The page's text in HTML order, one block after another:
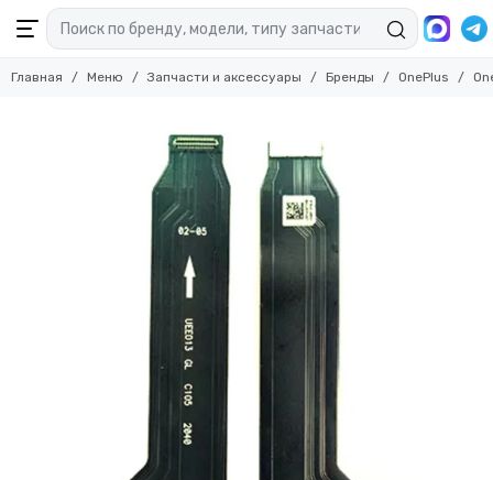
Главная Меню Запчасти и аксессуары Бренды OnePlus